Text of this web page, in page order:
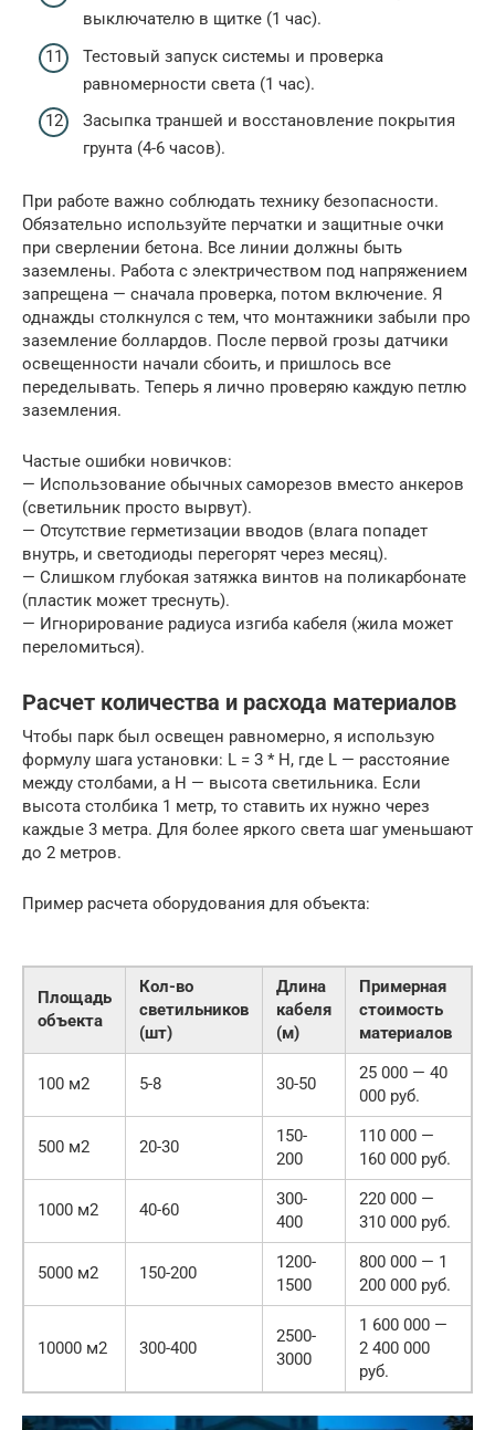
выключателю в щитке (1 час).
Тестовый запуск системы и проверка
равномерности света (1 час).
Засыпка траншей и восстановление покрытия
грунта (4-6 часов).
При работе важно соблюдать технику безопасности.
Обязательно используйте перчатки и защитные очки
при сверлении бетона. Все линии должны быть
заземлены. Работа с электричеством под напряжением
запрещена — сначала проверка, потом включение. Я
однажды столкнулся с тем, что монтажники забыли про
заземление боллардов. После первой грозы датчики
освещенности начали сбоить, и пришлось все
переделывать. Теперь я лично проверяю каждую петлю
заземления.
Частые ошибки новичков:
— Использование обычных саморезов вместо анкеров
(светильник просто вырвут).
— Отсутствие герметизации вводов (влага попадет
внутрь, и светодиоды перегорят через месяц).
— Слишком глубокая затяжка винтов на поликарбонате
(пластик может треснуть).
— Игнорирование радиуса изгиба кабеля (жила может
переломиться).
Расчет количества и расхода материалов
Чтобы парк был освещен равномерно, я использую
формулу шага установки: L = 3 * H, где L — расстояние
между столбами, а H — высота светильника. Если
высота столбика 1 метр, то ставить их нужно через
каждые 3 метра. Для более яркого света шаг уменьшают
до 2 метров.
Пример расчета оборудования для объекта:
Площадь
объекта
Кол-во
светильников
(шт)
Длина
кабеля
(м)
Примерная
стоимость
материалов
100 м2 5-8 30-50
25 000 — 40
000 руб.
500 м2 20-30
150-
200
110 000 —
160 000 руб.
1000 м2 40-60
300-
400
220 000 —
310 000 руб.
5000 м2 150-200
1200-
1500
800 000 — 1
200 000 руб.
10000 м2 300-400
2500-
3000
1 600 000 —
2 400 000
руб.